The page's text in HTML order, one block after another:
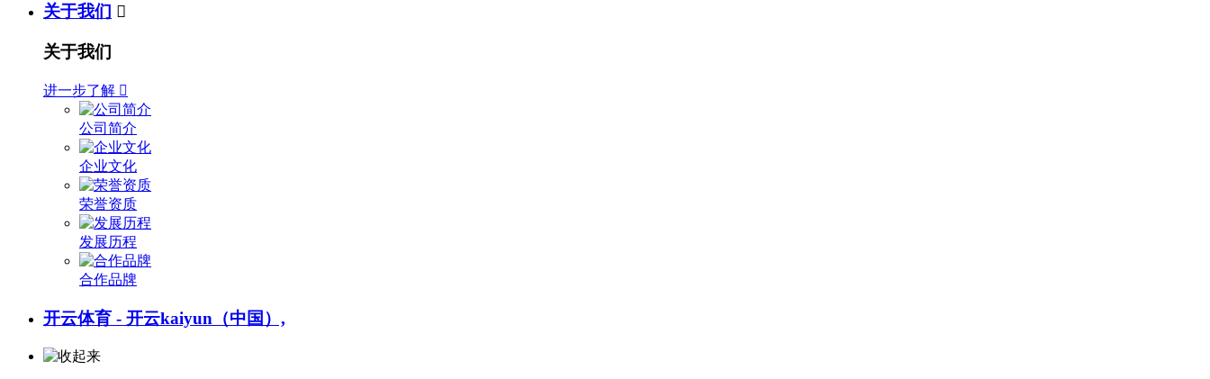
关于我们 
关于我们
进一步了解 
公司简介
企业文化
荣誉资质
发展历程
合作品牌
开云体育 - 开云kaiyun（中国）,